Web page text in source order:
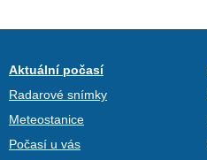
Aktuální počasí
Radarové snímky
Meteostanice
Počasí u vás